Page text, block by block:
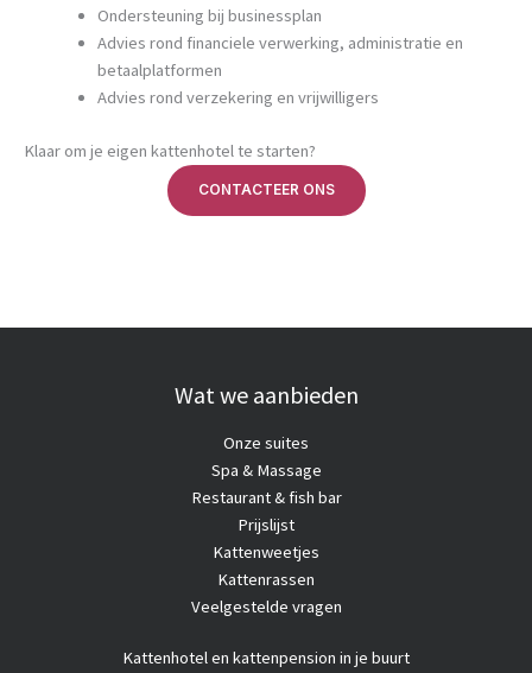
Ondersteuning bij businessplan
Advies rond financiele verwerking, administratie en
betaalplatformen
Advies rond verzekering en vrijwilligers
Klaar om je eigen kattenhotel te starten?
CONTACTEER ONS
Wat we aanbieden
Onze suites
Spa & Massage
Restaurant & fish bar
Prijslijst
Kattenweetjes
Kattenrassen
Veelgestelde vragen
Kattenhotelen kattenpension in je buurt